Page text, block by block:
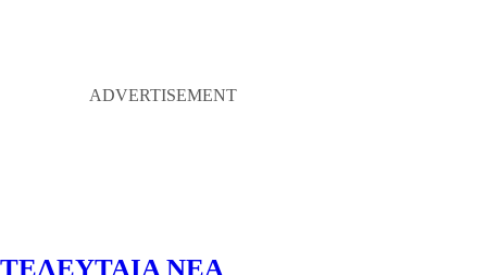
ΤΕΛΕΥΤΑΙΑ ΝΕΑ